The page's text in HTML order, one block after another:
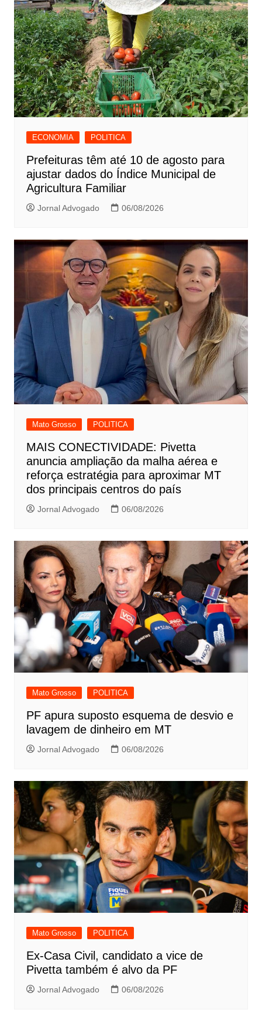
ECONOMIA POLITICA
Prefeituras têm até 10 de agosto para
ajustar dados do Índice Municipal de
Agricultura Familiar
Jornal Advogado 06/08/2026
Mato Grosso POLITICA
MAIS CONECTIVIDADE: Pivetta
anuncia ampliação da malha aérea e
reforça estratégia para aproximar MT
dos principais centros do país
Jornal Advogado 06/08/2026
Mato Grosso POLITICA
PF apura suposto esquema de desvio e
lavagem de dinheiro em MT
Jornal Advogado 06/08/2026
Mato Grosso POLITICA
Ex-Casa Civil, candidato a vice de
Pivetta também é alvo da PF
Jornal Advogado 06/08/2026